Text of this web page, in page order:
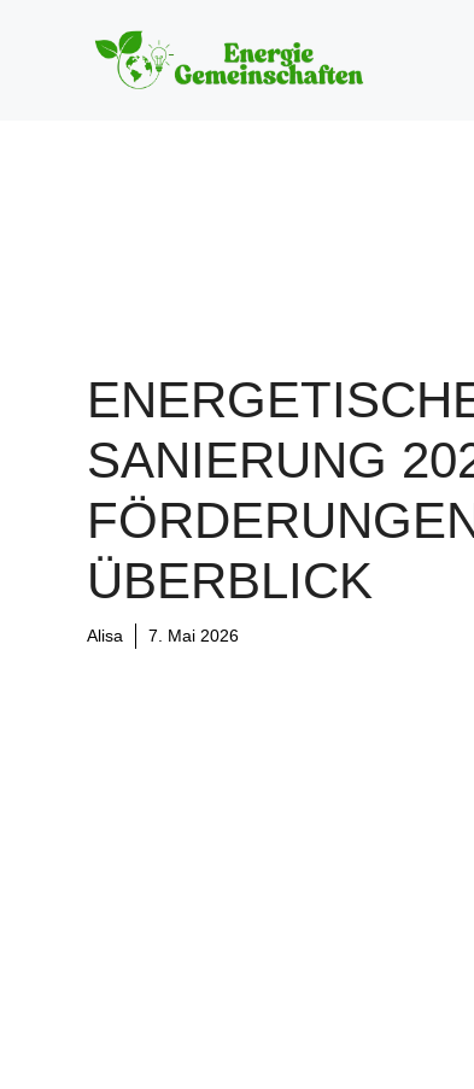
SANIERUNG
ÜBERBLICK
Alisa 7. Mai 2026